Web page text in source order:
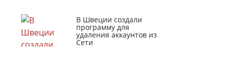
В Швеции создали
программу для
удаления аккаунтов из
Сети